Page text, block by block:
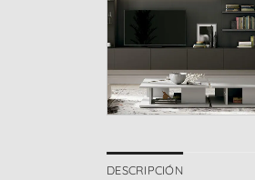
DESCRIPCIÓN